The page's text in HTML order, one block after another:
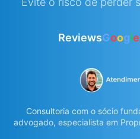
ReviewsGoogle
Consultoria com o sócio
advogado, especialista em